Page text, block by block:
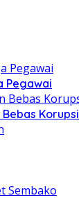
Pegawai
Korupsi